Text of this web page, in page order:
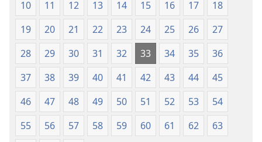
Efuafo
Na
(Onọ
wariẹ
evaọ
2013)
wariẹ
evaọ
2013)
10
11 12 13 14 15 16 17
18
19
20 21 22 23 24 25 26
27
28
29 30 31 32 33 34 35
36
37
38 39 40 41 42 43 44
45
46
47 48 49 50 51 52 53
54
55
56 57 58 59 60 61 62
63